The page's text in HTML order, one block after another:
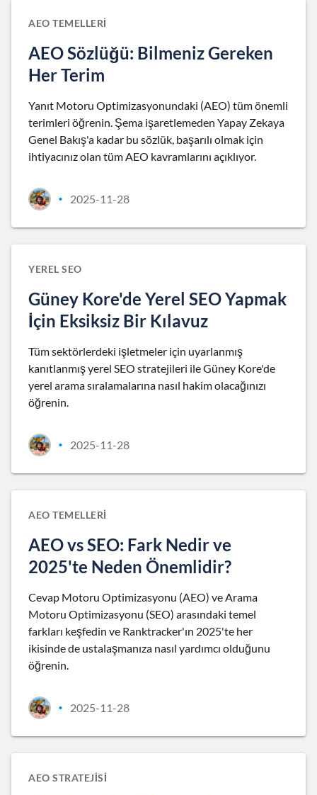
AEO TEMELLERI
AEO Sözlüğü: Bilmeniz Gereken
Her Terim
Yanıt Motoru Optimizasyonundaki (AEO) tüm önemli
terimleri öğrenin. Şema işaretlemeden Yapay Zekaya
Genel Bakış'a kadar bu sözlük, başarılı olmak için
ihtiyacınız olan tüm AEO kavramlarını açıklıyor.
• 2025-11-28
YEREL SEO
Güney Kore'de Yerel SEO Yapmak
İçin Eksiksiz Bir Kılavuz
Tüm sektörlerdeki işletmeler için uyarlanmış
kanıtlanmış yerel SEO stratejileri ile Güney Kore'de
yerel arama sıralamalarına nasıl hakim olacağınızı
öğrenin.
• 2025-11-28
AEO TEMELLERI
AEO vs SEO: Fark Nedir ve
2025'te Neden Önemlidir?
Cevap Motoru Optimizasyonu (AEO) ve Arama
Motoru Optimizasyonu (SEO) arasındaki temel
farkları keşfedin ve Ranktracker'ın 2025'te her
ikisinde de ustalaşmanıza nasıl yardımcı olduğunu
öğrenin.
• 2025-11-28
AEO STRATEJISI